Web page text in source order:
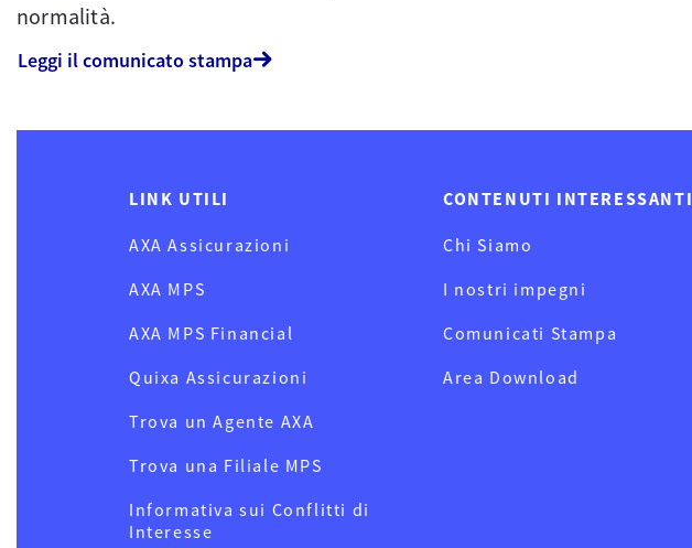
normalità.
Leggi il comunicato stampa
LINK UTILI
AXA Assicurazioni
AXA MPS
AXA MPS Financial
Quixa Assicurazioni
Trova un Agente AXA
Trova una Filiale MPS
Informativa sui Conflitti di
Interesse
CONTENUTI INTERESSANTI
Chi Siamo
I nostri impegni
Comunicati Stampa
Area Download